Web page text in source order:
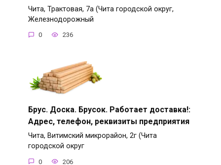
Чита, Трактовая, 7а (Чита городской округ,
Железнодорожный
0 236
Брус. Доска. Брусок. Работает доставка!:
Адрес, телефон, реквизиты предприятия
Чита, Витимский микрорайон, 2г (Чита
городской округ
0 206